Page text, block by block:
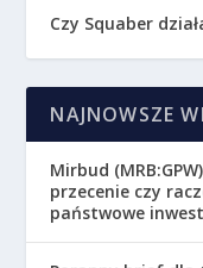
Czy Squaber
NAJNOWSZE
Mirbud
przecenie czy
państwowe